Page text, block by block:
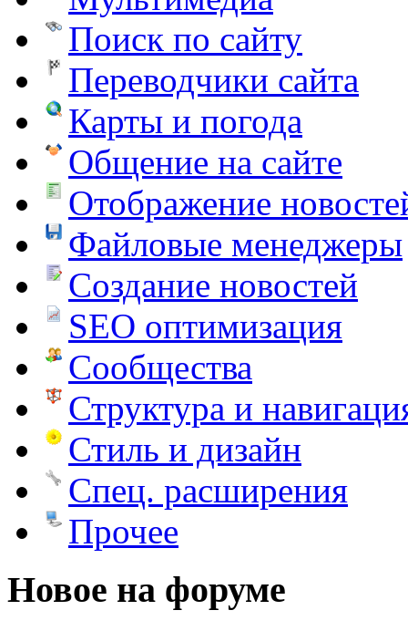
Поиск по сайту
Переводчики сайта
Карты и погода
Общение на сайте
Отображение
Файловые менеджеры
Создание новостей
SEO оптимизация
Сообщества
Структура и
Стиль и дизайн
Спец. расширения
Прочее
Новое на форуме